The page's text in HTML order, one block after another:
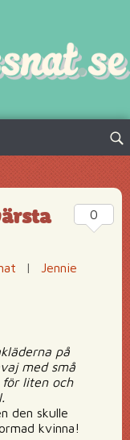
Sök
|
Jennie
på
med små
liten och
den skulle
kvinna!
0